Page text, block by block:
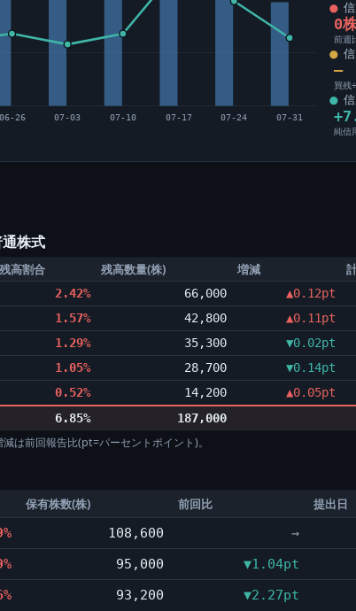
06-26 07-03 07-10 07-17 07-24 07-31
0
前週
―
買残
純信
株式
残高割合 残高数量(株) 増減
2.42% 66,000 ▲0.12pt
1.57% 42,800 ▲0.11pt
1.29% 35,300 ▼0.02pt
1.05% 28,700 ▼0.14pt
0.52% 14,200 ▲0.05pt
6.85% 187,000
は前回報告比(pt=パーセントポイント)。
保有株数(株) 前回比 提出日
108,600 →
95,000 ▼1.04pt
93,200 ▼2.27pt